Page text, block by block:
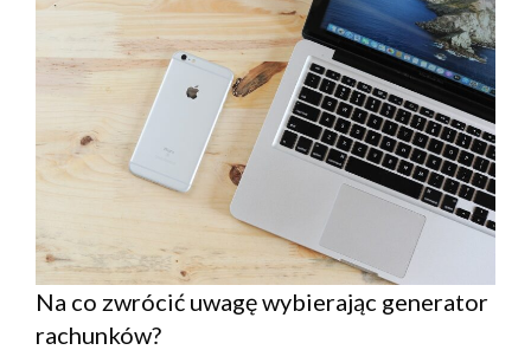
Na co zwrócić uwagę wybierając generator
rachunków?